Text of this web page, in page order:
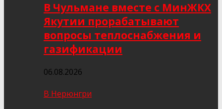
В Чульмане вместе с МинЖКХ
Якутии прорабатывают
вопросы теплоснабжения и
газификации
06.08.2026
В Нерюнгри